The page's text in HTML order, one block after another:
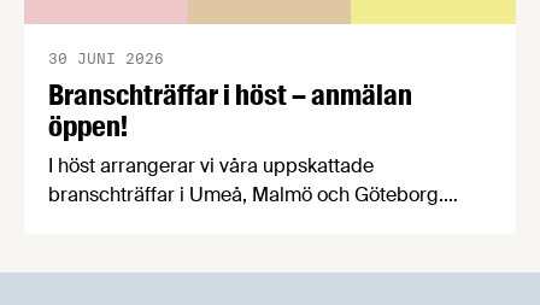
Branschträffar i höst – anmälan
öppen!
30 JUNI 2026
I höst arrangerar vi våra uppskattade
branschträffar i Umeå, Malmö och Göteborg.
kan träffa branschkollegor och utbyta